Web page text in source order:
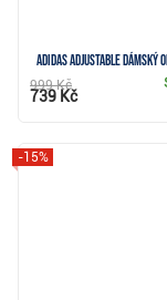
Adidas Adjustable dámský
999 Kč
739 Kč
-15%